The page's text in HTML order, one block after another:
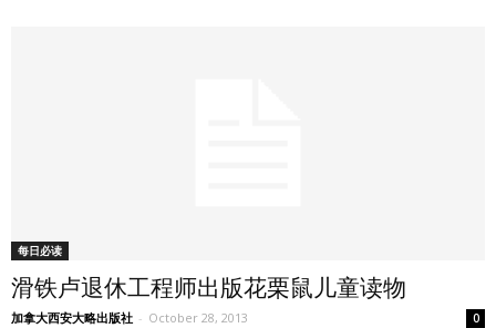
每日必读
滑铁卢退休工程师出版花栗鼠儿童读物
加拿大西安大略出版社 - October 28, 2013 0